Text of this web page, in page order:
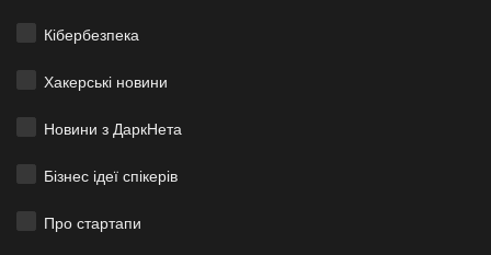
Кібербезпека
Хакерські новини
Новини з ДаркНета
Бізнес ідеї спікерів
Про стартапи